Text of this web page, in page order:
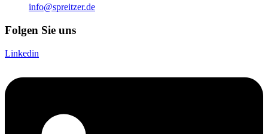
info@spreitzer.de
Folgen Sie uns
Linkedin